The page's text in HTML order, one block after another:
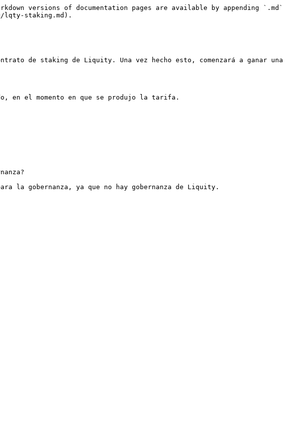
versions of documentation pages are available by appending `.md`
lqty-staking.md).
de staking de Liquity. Una vez hecho esto, comenzará a ganar una
en el momento en que se produjo la tarifa.